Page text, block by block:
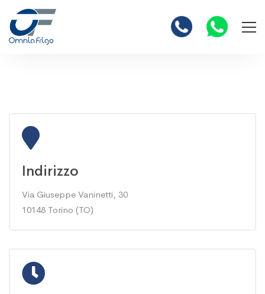
Indirizzo
Via Giuseppe Vaninetti, 30
10148 Torino (TO)